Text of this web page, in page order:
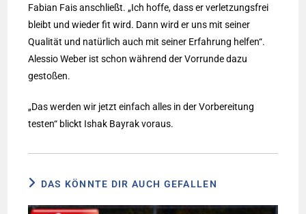
Fabian Fais anschließt. „Ich hoffe, dass er verletzungsfrei
bleibt und wieder fit wird. Dann wird er uns mit seiner
Qualität und natürlich auch mit seiner Erfahrung helfen“.
Alessio Weber ist schon während der Vorrunde dazu
gestoßen.
„Das werden wir jetzt einfach alles in der Vorbereitung
testen“ blickt Ishak Bayrak voraus.
DAS KÖNNTE DIR AUCH GEFALLEN